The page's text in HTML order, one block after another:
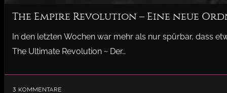
The Empire Revolution – Eine neue
In den letzten Wochen war mehr als nur spürbar, dass
The Ultimate Revolution ~ Der…
3 Kommentare